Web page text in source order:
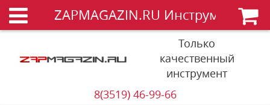
ZAPMAGAZIN.RU Инструменты
Только
качественный
инструмент
8(3519) 46-99-66